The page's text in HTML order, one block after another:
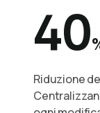
40
Riduzione